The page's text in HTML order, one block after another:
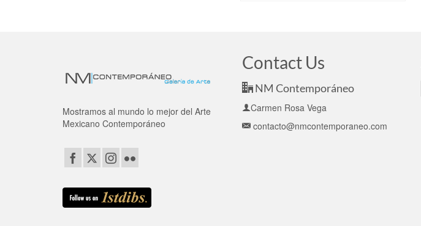
Mostramos al mundo lo mejor del Arte
Mexicano Contemporáneo
Contact Us
NM Contemporáneo
Carmen Rosa Vega
contacto@nmcontemporaneo.com